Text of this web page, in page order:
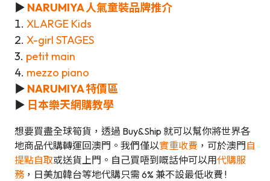
▶ NARUMIYA 人氣童裝品牌推介
1. XLARGE Kids
2. X-girl STAGES
3. petit main
4. mezzo piano
▶ NARUMIYA 特價區
▶ 日本樂天網購教學
想要買盡全球筍貨，透過 Buy&Ship 就可以幫你將世界各
地商品代購轉運回澳門。我們僅以實重收費 ，可於澳門自
提點自取或送貨上門。自己買唔到嘅話仲可以用代購服
務 ，日美加韓台等地代購只需 6% 兼不設最低收費 !